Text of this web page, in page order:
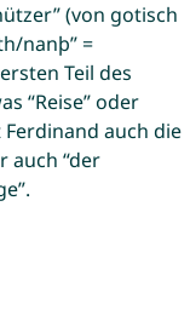
(von gotisch
nanþ” =
Teil des
“Reise” oder
auch die
auch “der